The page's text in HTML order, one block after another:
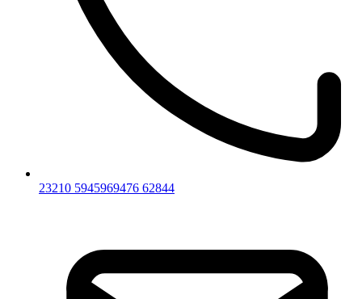
23210 5945969476 62844